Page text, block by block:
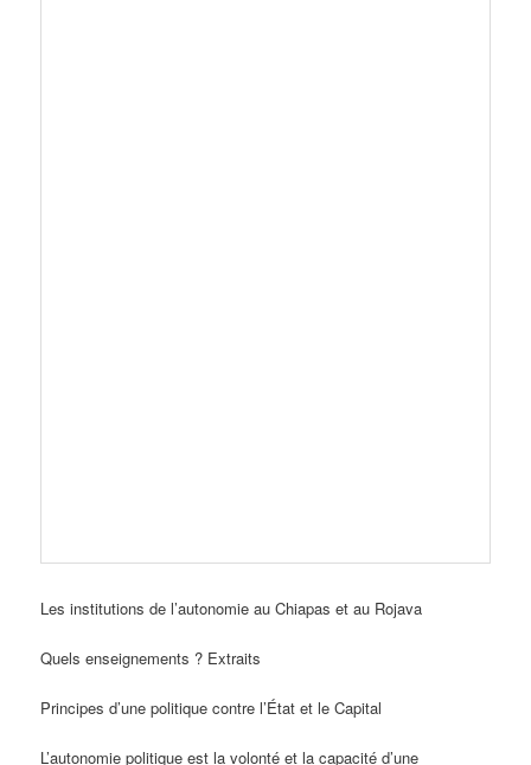
Les institutions de l’autonomie au Chiapas et au Rojava
Quels enseignements ? Extraits
Principes d’une politique contre l’État et le Capital
L’autonomie politique est la volonté et la capacité d’une